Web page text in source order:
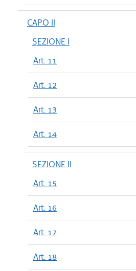
CAPO II
SEZIONE I
Art. 11
Art. 12
Art. 13
Art. 14
SEZIONE II
Art. 15
Art. 16
Art. 17
Art. 18